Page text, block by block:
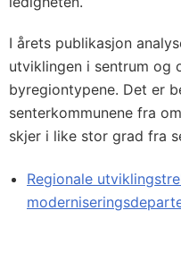
I årets publikasjon
utviklingen i sentrum og
byregiontypene. Det er
senterkommunene fra
skjer i like stor grad fra
Regionale